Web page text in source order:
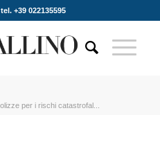
+39 022135595
per i rischi catastrofal...